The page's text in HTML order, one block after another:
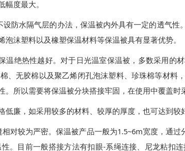
幅度最大。
设防水隔气层的办法，保温被内外具有一定的透气
沫塑料以及橡塑保温材料等保温被具有显著优势。
温绝热性越好。对于日光温室保温被，多数采用
、无胶棉以及聚乙烯闭孔泡沫塑料、珍珠棉等材
所以需要将保温被分块搭接牢固，在使用中覆盖时
廉，如采用较多的材料、较厚的厚度，也可达到较
相对较为严密。保温被产品一般为1.5~6m宽度，通过
。目前一般搭接方法有扣眼-系绳连接、尼龙粘扣